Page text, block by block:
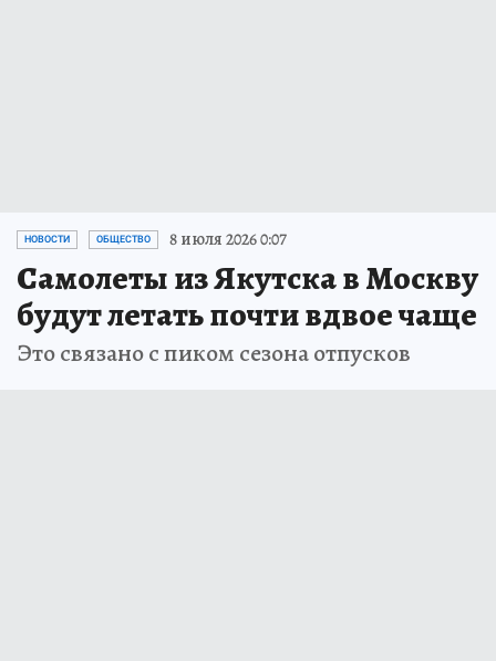
НОВОСТИ ОБЩЕСТВО 8 июля 2026 0:07
Самолеты из Якутска в Москву
будут летать почти вдвое чаще
Это связано с пиком сезона отпусков